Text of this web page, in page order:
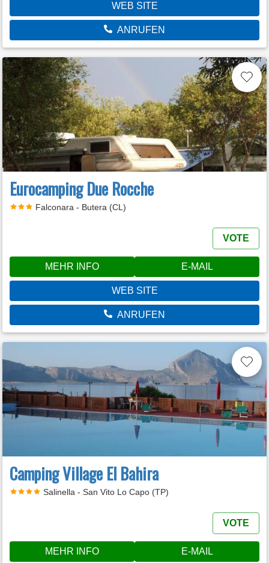
WEB SITE
ANRUFEN
Eurocamping Due Rocche
Falconara - Butera (CL)
VOTE
MEHR INFO E-MAIL
WEB SITE
ANRUFEN
Camping Village El Bahira
Salinella - San Vito Lo Capo (TP)
VOTE
MEHR INFO E-MAIL